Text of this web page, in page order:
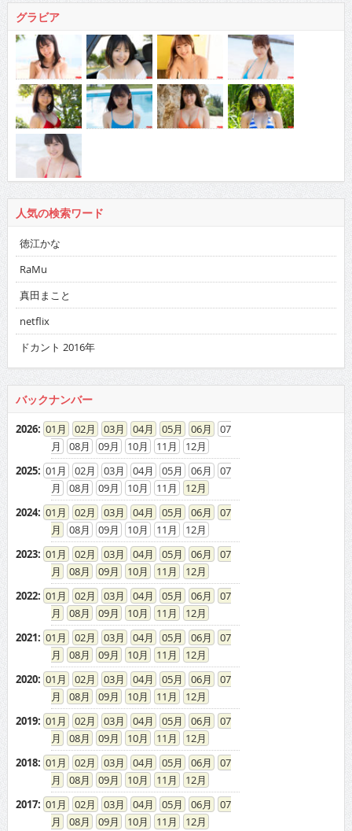
グラビア
人気の検索ワード
徳江かな
RaMu
真田まこと
netflix
ドカント 2016年
バックナンバー
2026: 01 02 03 04 05 06
07
08
09 10 11
12
2025: 01 02 03 04 05 06
07
08
09 10 11
12
2024: 01 02 03 04 05 06
07
08
09 10 11
12
2023: 01 02 03 04 05 06
07
08
09 10 11
12
2022: 01 02 03 04 05 06
07
08
09 10 11
12
2021: 01 02 03 04 05 06
07
08
09 10 11
12
2020: 01 02 03 04 05 06
07
08
09 10 11
12
2019: 01 02 03 04 05 06
07
08
09 10 11
12
2018: 01 02 03 04 05 06
07
08
09 10 11
12
2017: 01 02 03 04 05 06
07
08
09 10 11
12